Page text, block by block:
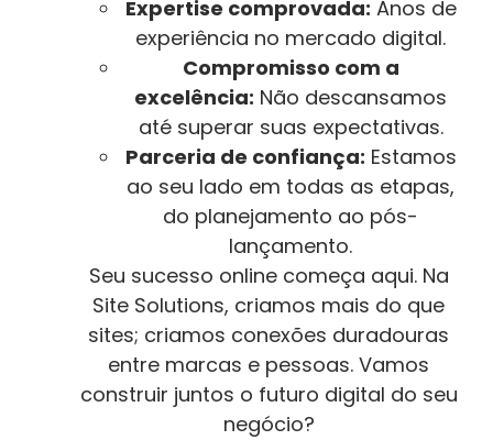
Expertise comprovada: Anos de
experiência no mercado digital.
Compromisso com a
excelência: Não descansamos
até superar suas expectativas.
Parceria de confiança: Estamos
ao seu lado em todas as etapas,
do planejamento ao pós-
lançamento.
Seu sucesso online começa aqui. Na
Site Solutions, criamos mais do que
sites; criamos conexões duradouras
entre marcas e pessoas. Vamos
construir juntos o futuro digital do seu
negócio?